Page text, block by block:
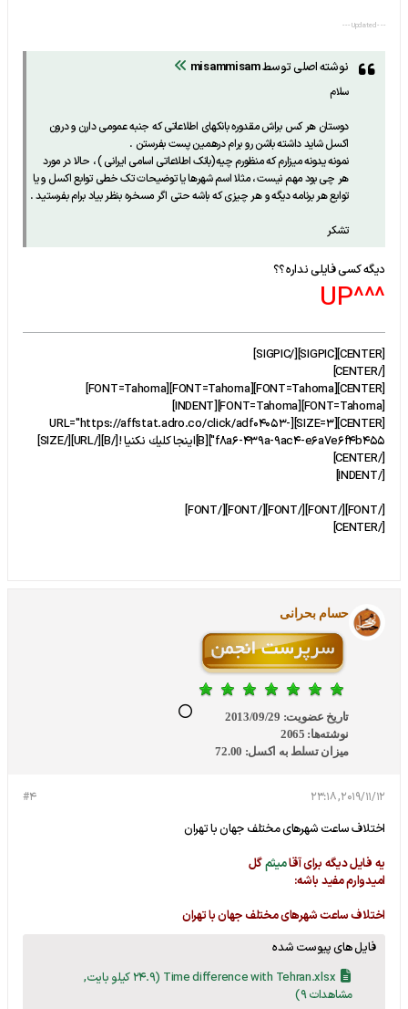
- - - Updated - - -
نوشته اصلی توسطmisammisam
سلام
دوستان هر کس براش مقدوره بانکهای اطلاعاتی که جنبه عمومی دارن و درون
اکسل شاید داشته باشن رو برام درهمین پست بفرستن .
نمونه یدونه میزارم که منظورم چیه(بانک اطلاعاتی اسامی ایرانی ) ، حالا در مورد
هر چی بود مهم نیست ، مثلا اسم شهرها یا توضیحات تک خطی توابع اکسل و یا
توابع هر برنامه دیگه و هر چیزی که باشه حتی اگر مسخره بنظر بیاد برام بفرستید .
تشکر
دیگه کسی فایلی نداره ؟؟
^^^UP
[CENTER][SIGPIC][/SIGPIC]
[/CENTER]
[CENTER][FONT=Tahoma][FONT=Tahoma][FONT=Tahoma]
[FONT=Tahoma][FONT=Tahoma][INDENT]
[CENTER][SIZE=3][URL="https://affstat.adro.co/click/adf04053-
f8a6-439a-9ac4-e6a7e6f4b455"][B]اينجا كليك نكنيا ![/B][/URL][/SIZE]
[/CENTER]
[/INDENT]
[/FONT][/FONT][/FONT][/FONT][/FONT]
[/CENTER]
حسام بحرانی
تاریخ عضویت: 2013/09/29
نوشته‌ها: 2065
میزان تسلط به اکسل: 72.00
#4 2019/11/12, 23:18
اختلاف ساعت شهرهای مختلف جهان با تهران
یه فایل دیگه برای آقامیثمگل
امیدوارم مفید باشه:
اختلاف ساعت شهرهای مختلف جهان با تهران
فایل های پیوست شده
Time difference with Tehran.xlsx
(24.9 کیلو بایت,
مشاهدات 9)